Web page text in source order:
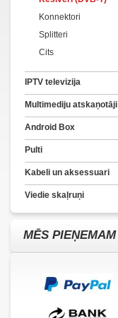
Konnektori
Splitteri
Cits
IPTV televizija
Multimediju atskaņotāji
Android Box
Pulti
Kabeli un aksessuari
Viedie skaļruņi
MĒS PIEŅEMAM